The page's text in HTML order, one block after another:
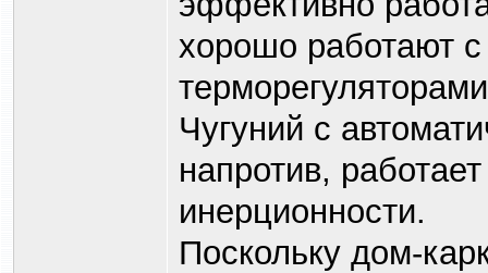
хорошо работают
Чугуний с
напротив,
инерционности.
Поскольку дом-